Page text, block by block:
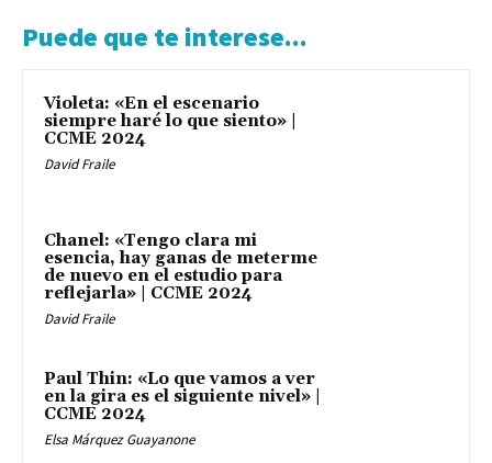
Puede que te interese...
Violeta: «En el escenario
siempre haré lo que siento» |
CCME 2024
David Fraile
Chanel: «Tengo clara mi
esencia, hay ganas de meterme
de nuevo en el estudio para
reflejarla» | CCME 2024
David Fraile
Paul Thin: «Lo que vamos a ver
en la gira es el siguiente nivel» |
CCME 2024
Elsa Márquez Guayanone